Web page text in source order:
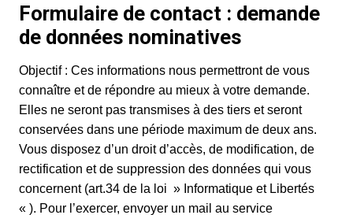
Formulaire de contact : demande
de données nominatives
Objectif : Ces informations nous permettront de vous
connaître et de répondre au mieux à votre demande.
Elles ne seront pas transmises à des tiers et seront
conservées dans une période maximum de deux ans.
Vous disposez d’un droit d’accès, de modification, de
rectification et de suppression des données qui vous
concernent (art.34 de la loi » Informatique et Libertés
« ). Pour l’exercer, envoyer un mail au service